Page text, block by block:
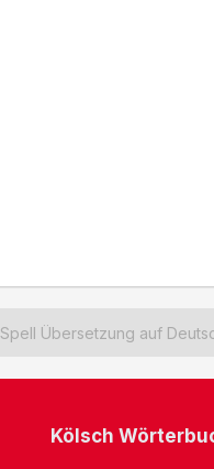
Spell Übersetzung auf
Kölsch